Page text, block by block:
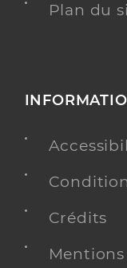
Plan du
Crédits